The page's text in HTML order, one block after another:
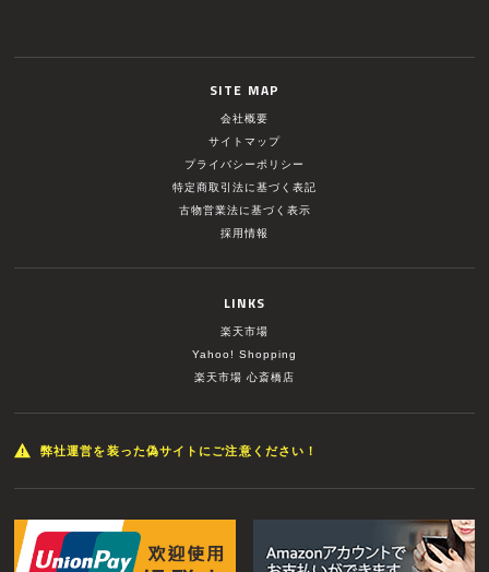
SITE MAP
会社概要
サイトマップ
プライバシーポリシー
特定商取引法に基づく表記
古物営業法に基づく表示
採用情報
LINKS
楽天市場
Yahoo! Shopping
楽天市場 心斎橋店
弊社運営を装った偽サイトにご注意ください！